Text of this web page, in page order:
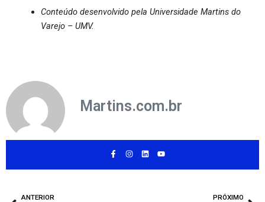
Conteúdo desenvolvido pela Universidade Martins do
Varejo – UMV.
Martins.com.br
F
a
I
n
L
i
Y
o
Anterior
ANTERIOR PRÓXIMO